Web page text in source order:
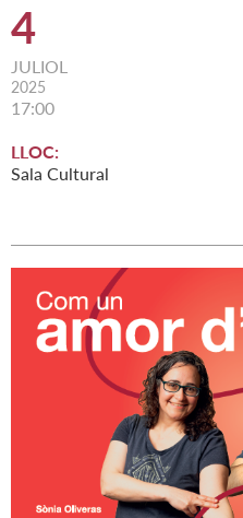
4
JULIOL
2025
17:00
LLOC:
Sala Cultural